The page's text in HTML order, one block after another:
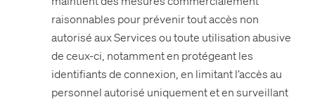
raisonnables pour prévenir tout accès non
autorisé aux Services ou toute utilisation abusive
de ceux-ci, notamment en protégeant les
identifiants de connexion, en limitant l’accès au
personnel autorisé uniquement et en surveillant